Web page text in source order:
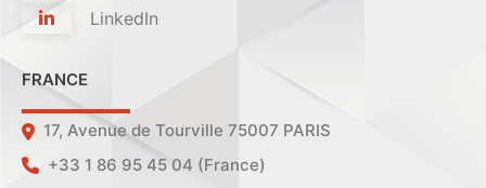
LinkedIn
FRANCE
17, Avenue de Tourville 75007 PARIS
+33 1 86 95 45 04 (France)